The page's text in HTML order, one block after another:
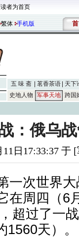
者为首页
繁体 手机版 首
五 味 斋 茗香茶语
天下
史地人物
军事天地 跨国
：俄乌
11日17:33:37 于
一次世界
在周四（6
超过了一
天）。